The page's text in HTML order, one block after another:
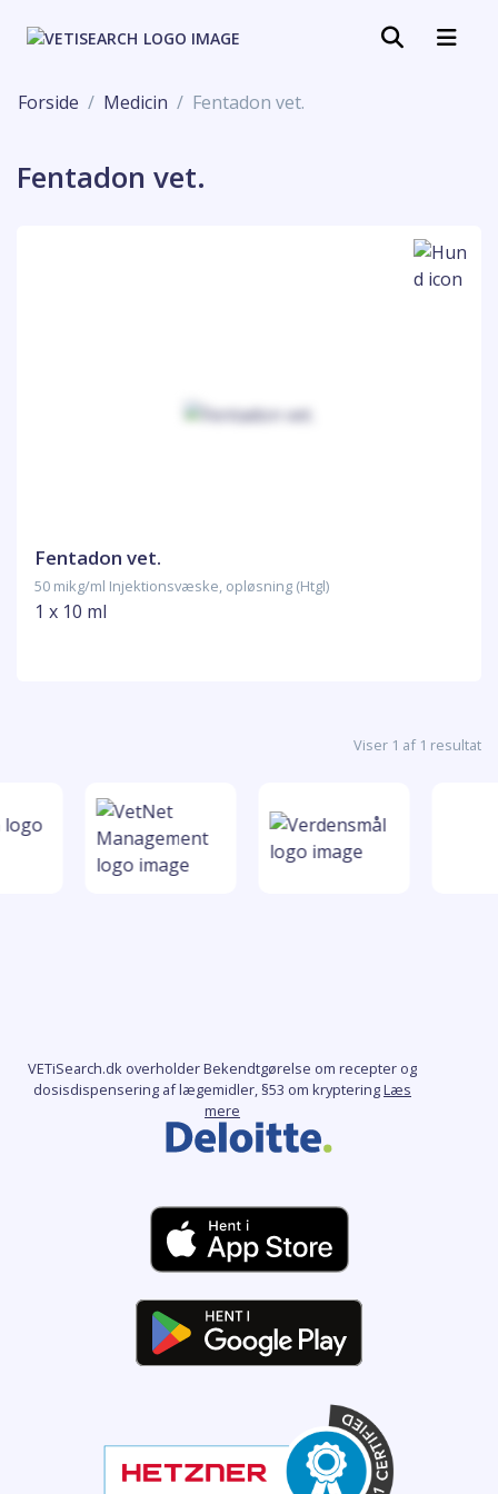
Forside Medicin Fentadon vet.
Fentadon vet.
Fentadon vet.
50 mikg/ml Injektionsvæske, opløsning (Htgl)
1 x 10 ml
Viser 1 af 1 resultat
VETiSearch.dk overholder Bekendtgørelse om recepter og
dosisdispensering af lægemidler, §53 om krypteringLæs
mere